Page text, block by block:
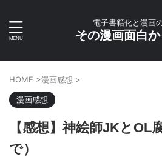
電子書籍化と漫画
その漫画面白か
HOME >漫画感想 >
漫画感想
【感想】神絵師JKとOL
で）